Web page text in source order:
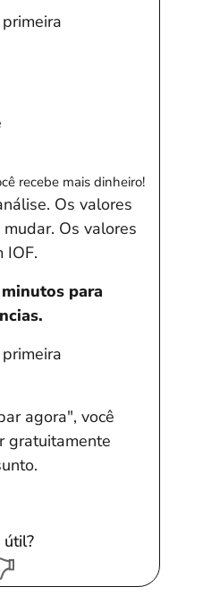
recebe mais dinheiro!
Os valores
Os valores
IOF.
para
agora", você
gratuitamente